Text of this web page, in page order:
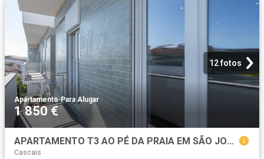
12 fotos
Apartamento·Para Alugar
1 850 €
APARTAMENTO T3 AO PÉ DA PRAIA EM SÃO JOÃO DO ESTORIL
Cascais